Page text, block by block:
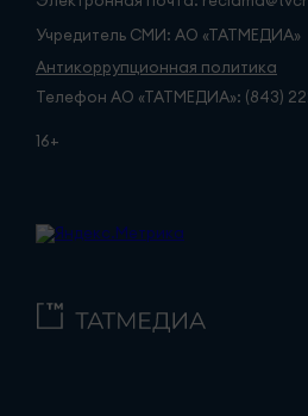
Учредитель СМИ: АО «ТАТМЕДИА»
Антикоррупционная политика
Телефон АО «ТАТМЕДИА»: (843)
16+